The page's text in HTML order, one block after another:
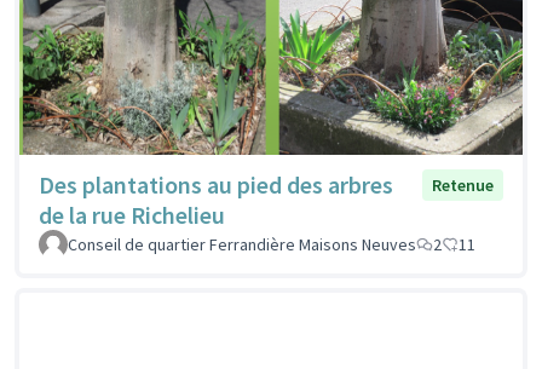
Des plantations au pied des arbres
de la rue Richelieu
Retenue
Conseil de quartier Ferrandière Maisons Neuves 2 11